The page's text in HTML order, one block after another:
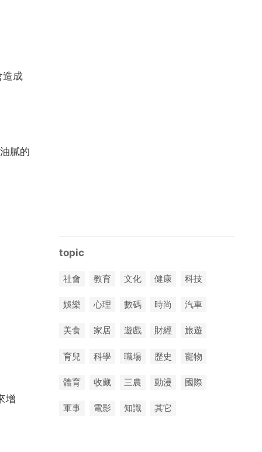
造成
膩的
增
topic
社會 教育 文化 健康 科技
娛樂 心理 數碼 時尚 汽車
美食 家居 遊戲 財經 旅遊
育兒 科學 職場 歷史 寵物
體育 收藏 三農 動漫 國際
軍事 電影 知識 其它